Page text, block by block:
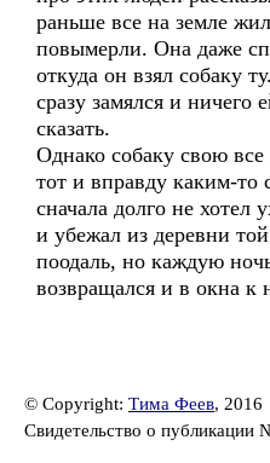
раньше все на земле
повымерли. Она даже
откуда он взял собаку
сразу замялся и ничего
сказать.
Однако собаку свою
тот и вправду каким-
сначала долго не хотел
и убежал из деревни
поодаль, но каждую
возвращался и в окна к
© Copyright: Тима Феев, 2016
Свидетельство о публикации